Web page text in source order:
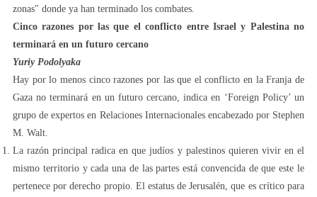
zonas" donde ya han terminado los combates.
Cinco razones por las que el conflicto entre Israel y Palestina no
terminará en un futuro cercano
Yuriy Podolyaka
Hay por lo menos cinco razones por las que el conflicto en la Franja de
Gaza no terminará en un futuro cercano, indica en ‘Foreign Policy’ un
grupo de expertos en Relaciones Internacionales encabezado por Stephen
M. Walt.
La razón principal radica en que judíos y palestinos quieren vivir en el
mismo territorio y cada una de las partes está convencida de que este le
pertenece por derecho propio. El estatus de Jerusalén, que es crítico para